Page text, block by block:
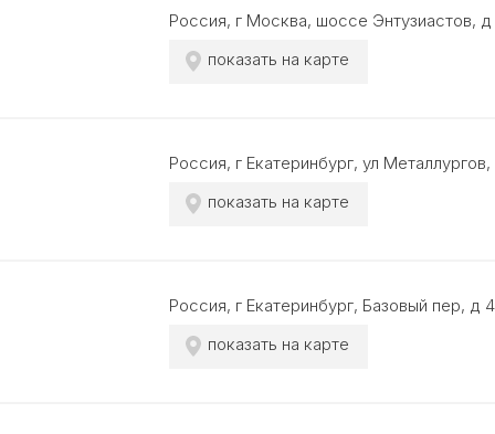
Россия, г Москва, шоссе Энтузиастов, д
показать на карте
Россия, г Екатеринбург, ул Металлургов,
показать на карте
Россия, г Екатеринбург, Базовый пер, д
показать на карте